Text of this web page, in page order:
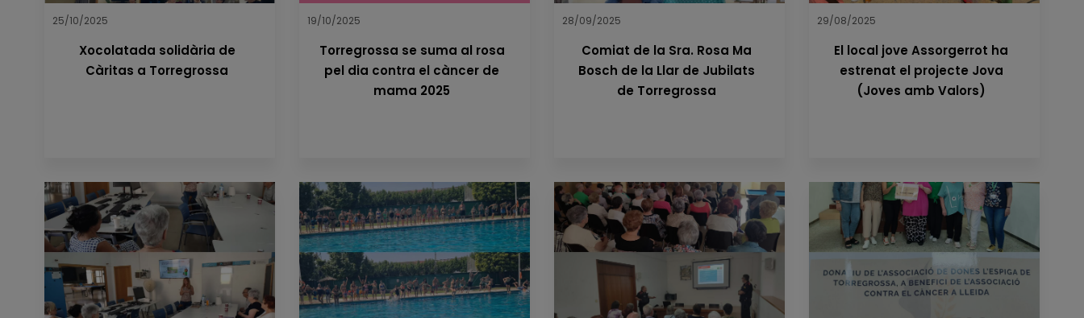
25/10/2025
Xocolatada solidària de
Càritas a Torregrossa
19/10/2025
Torregrossa se suma al rosa
pel dia contra el càncer de
mama 2025
28/09/2025
Comiat de la Sra. Rosa Ma
Bosch de la Llar de Jubilats
de Torregrossa
29/08/2025
El local jove Assorgerrot ha
estrenat el projecte Jova
(Joves amb Valors)